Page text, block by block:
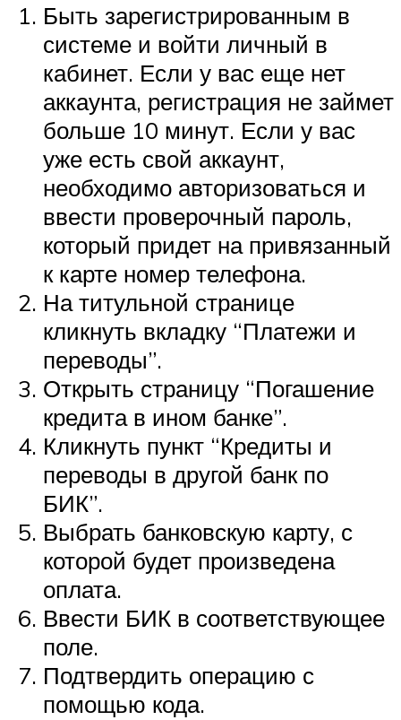
Быть зарегистрированным в
системе и войти личный в
кабинет. Если у вас еще нет
аккаунта, регистрация не займет
больше 10 минут. Если у вас
уже есть свой аккаунт,
необходимо авторизоваться и
ввести проверочный пароль,
который придет на привязанный
к карте номер телефона.
На титульной странице
кликнуть вкладку “Платежи и
переводы”.
Открыть страницу “Погашение
кредита в ином банке”.
Кликнуть пункт “Кредиты и
переводы в другой банк по
БИК”.
Выбрать банковскую карту, с
которой будет произведена
оплата.
Ввести БИК в соответствующее
поле.
Подтвердить операцию с
помощью кода.